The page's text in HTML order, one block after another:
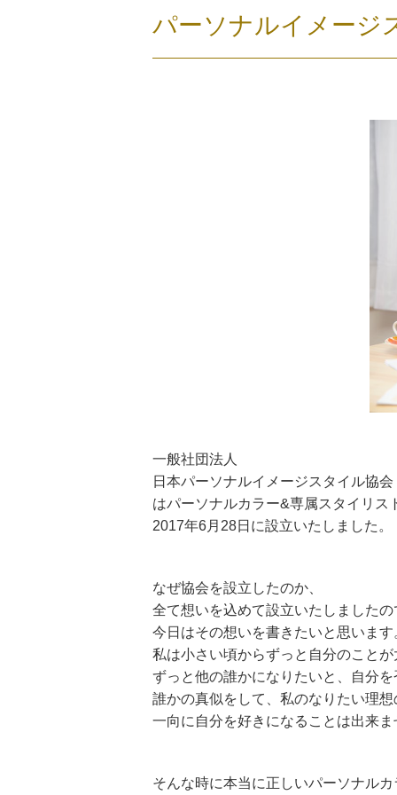
パーソナルイメージ
一般社団法人
日本パーソナルイメージスタイル協会
はパーソナルカラー&専属スタイリ
2017年6月28日に設立いたしました。
なぜ協会を設立したのか、
全て想いを込めて設立いたしましたの
今日はその想いを書きたいと思います
私は小さい頃からずっと自分のこと
ずっと他の誰かになりたいと、自分を
誰かの真似をして、私のなりたい理
一向に自分を好きになることは出来
そんな時に本当に正しいパーソナル